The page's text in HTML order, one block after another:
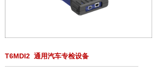
T6MDI2 通用汽车专检设备